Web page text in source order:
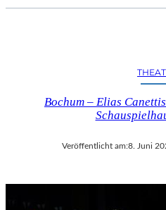
Bochum – Elias
Veröffentlicht am:8. Juni